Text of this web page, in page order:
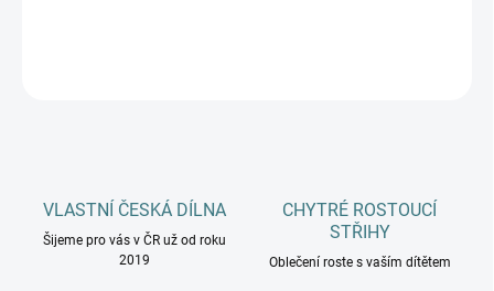
VLASTNÍ ČESKÁ DÍLNA
Šijeme pro vás v ČR už od roku
2019
CHYTRÉ ROSTOUCÍ
STŘIHY
Oblečení roste s vaším dítětem